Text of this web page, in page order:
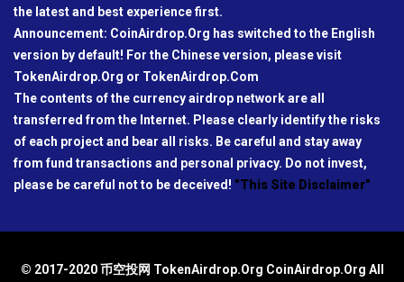
the latest and best experience first.
Announcement: CoinAirdrop.Org has switched to the English
version by default! For the Chinese version, please visit
TokenAirdrop.Org or TokenAirdrop.Com
The contents of the currency airdrop network are all
transferred from the Internet. Please clearly identify the risks
of each project and bear all risks. Be careful and stay away
from fund transactions and personal privacy. Do not invest,
please be careful not to be deceived! "This Site Disclaimer"
© 2017-2020 币空投网 TokenAirdrop.Org CoinAirdrop.Org All